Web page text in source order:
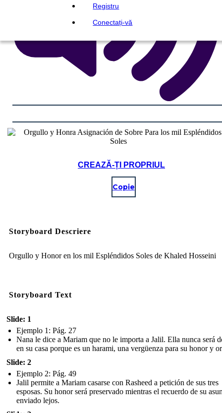
Registru
Conectați-vă
CREAZĂ-ȚI PROPRIUL
Copie
Storyboard Descriere
Orgullo y Honor en los mil Espléndidos Soles de Khaled Hosseini
Storyboard Text
Slide: 1
Ejemplo 1: Pág. 27
Nana le dice a Mariam que no le importa a Jalil. Ella nunca será
en su casa porque es un harami, una vergüenza para su honor y
Slide: 2
Ejemplo 2: Pág. 49
Jalil permite a Mariam casarse con Rasheed a petición de sus tres
esposas. Su honor será preservado mientras el recuerdo de su
enviado lejos.